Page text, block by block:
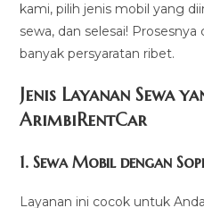
kami, pilih jenis mobil yang
sewa, dan selesai!
banyak persyaratan ribet.
Jenis Layanan Sewa
ArimbiRentCar
1.Sewa Mobil dengan
Layanan ini cocok untuk